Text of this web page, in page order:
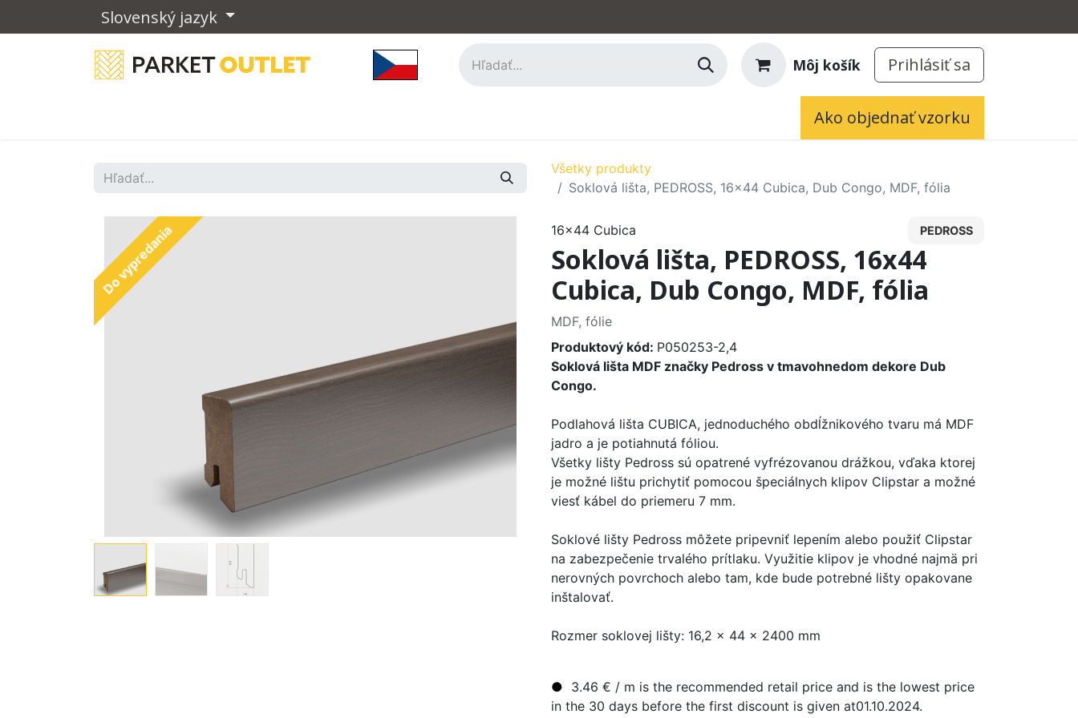
Slovenský jazyk
Môj košík Prihlásiť sa
Ako objednať vzorku
Všetky produkty
Soklová lišta, PEDROSS, 16x44 Cubica, Dub Congo, MDF, fólia
Do vypredania 16x44 Cubica PEDROSS
Soklová lišta, PEDROSS, 16x44
Cubica, Dub Congo, MDF, fólia
MDF, fólie
Produktový kód: P050253-2,4
Soklová lišta MDF značky Pedross v tmavohnedom dekore Dub
Congo.
Podlahová lišta CUBICA, jednoduchého obdĺžnikového tvaru má MDF
jadro a je potiahnutá fóliou.
Všetky lišty Pedross sú opatrené vyfrézovanou drážkou, vďaka ktorej
je možné lištu prichytiť pomocou špeciálnych klipov Clipstar a možné
viesť kábel do priemeru 7 mm.
Soklové lišty Pedross môžete pripevniť lepením alebo použiť Clipstar
na zabezpečenie trvalého prítlaku. Využitie klipov je vhodné najmä pri
nerovných povrchoch alebo tam, kde bude potrebné lišty opakovane
inštalovať.
Rozmer soklovej lišty: 16,2 x 44 x 2400 mm
● 3.46 € / m is the recommended retail price and is the lowest price
in the 30 days before the first discount is given at01.10.2024.